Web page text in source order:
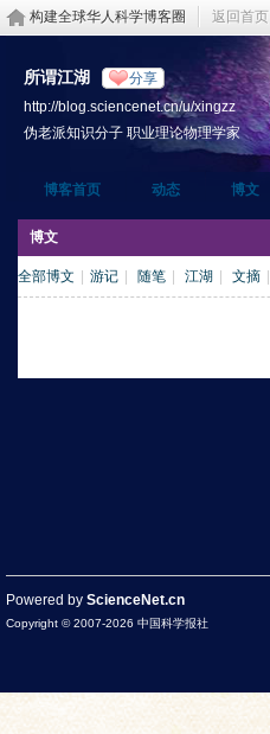
构建全球华人科学博客圈 返回首页
所谓江湖 分享
http://blog.sciencenet.cn/u/xingzz
伪老派知识分子 职业理论物理学家
博客首页 动态 博文
博文
全部博文 游记 随笔 江湖 文摘
Powered by ScienceNet.cn
Copyright © 2007-2026 中国科学报社